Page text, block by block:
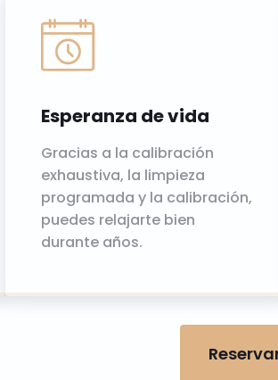
Esperanza de vida
Gracias a la calibración
exhaustiva, la limpieza
programada y la calibración,
puedes relajarte bien
durante años.